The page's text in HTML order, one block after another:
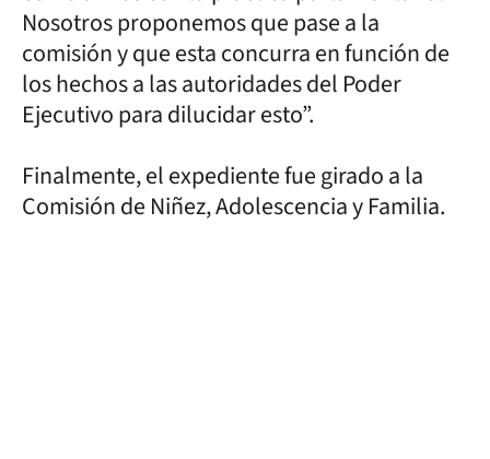
Nosotros proponemos que pase a la
comisión y que esta concurra en función de
los hechos a las autoridades del Poder
Ejecutivo para dilucidar esto”.
Finalmente, el expediente fue girado a la
Comisión de Niñez, Adolescencia y Familia.